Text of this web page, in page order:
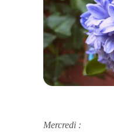
Mercredi :